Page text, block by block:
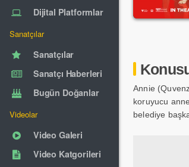
Dijital Platformlar
Sanatçılar
Sanatçılar
Sanatçı Haberleri
Bugün Doğanlar
Videolar
Video Galeri
Video Katgorileri
Annie
koruyucu
belediye